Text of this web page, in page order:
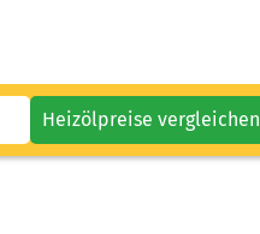
Heizölpreise vergleichen